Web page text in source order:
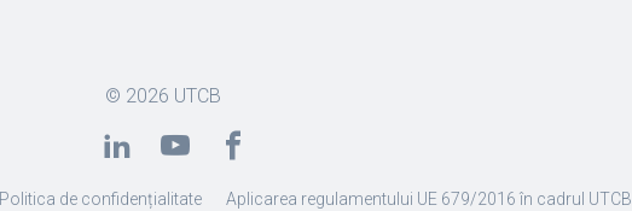
© 2026 UTCB
Politica de confidențialitate Aplicarea regulamentului UE 679/2016 în cadrul UTCB